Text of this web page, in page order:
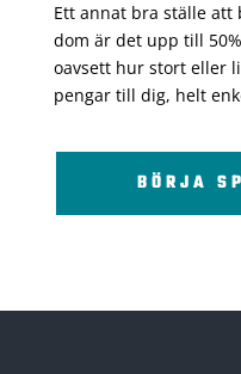
Ett annat bra ställe att
dom är det upp till
oavsett hur stort eller
pengar till dig, helt
BÖRJA